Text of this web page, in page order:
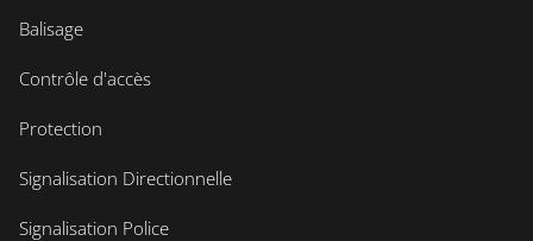
Balisage
Contrôle d'accès
Protection
Signalisation Directionnelle
Signalisation Police